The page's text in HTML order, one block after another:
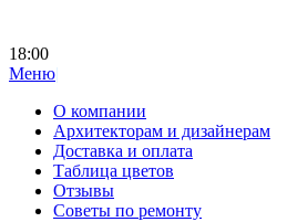
18:00
Меню|
О компании
Архитекторам и дизайнерам
Доставка и оплата
Таблица цветов
Отзывы
Советы по ремонту